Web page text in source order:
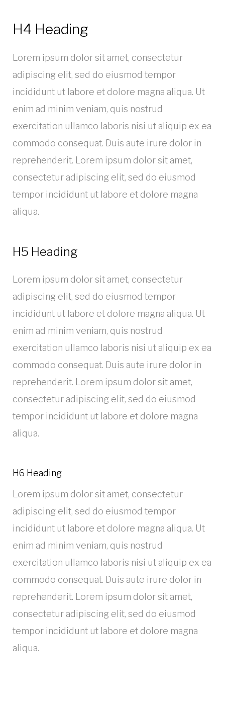
H4 Heading
Lorem ipsum dolor sit amet, consectetur
adipiscing elit, sed do eiusmod tempor
incididunt ut labore et dolore magna aliqua. Ut
enim ad minim veniam, quis nostrud
exercitation ullamco laboris nisi ut aliquip ex ea
commodo consequat. Duis aute irure dolor in
reprehenderit. Lorem ipsum dolor sit amet,
consectetur adipiscing elit, sed do eiusmod
tempor incididunt ut labore et dolore magna
aliqua.
H5 Heading
Lorem ipsum dolor sit amet, consectetur
adipiscing elit, sed do eiusmod tempor
incididunt ut labore et dolore magna aliqua. Ut
enim ad minim veniam, quis nostrud
exercitation ullamco laboris nisi ut aliquip ex ea
commodo consequat. Duis aute irure dolor in
reprehenderit. Lorem ipsum dolor sit amet,
consectetur adipiscing elit, sed do eiusmod
tempor incididunt ut labore et dolore magna
aliqua.
H6 Heading
Lorem ipsum dolor sit amet, consectetur
adipiscing elit, sed do eiusmod tempor
incididunt ut labore et dolore magna aliqua. Ut
enim ad minim veniam, quis nostrud
exercitation ullamco laboris nisi ut aliquip ex ea
commodo consequat. Duis aute irure dolor in
reprehenderit. Lorem ipsum dolor sit amet,
consectetur adipiscing elit, sed do eiusmod
tempor incididunt ut labore et dolore magna
aliqua.